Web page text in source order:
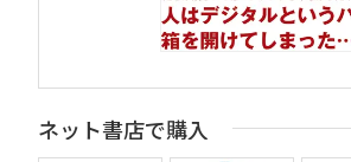
ネット書店で購入